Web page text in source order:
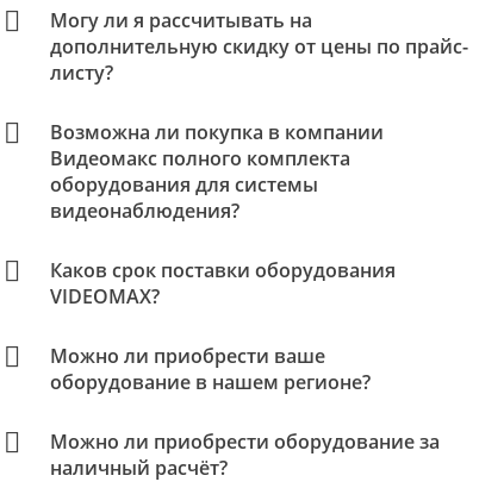
Могу ли я рассчитывать на
дополнительную скидку от цены по прайс-
листу?
Возможна ли покупка в компании
Видеомакс полного комплекта
оборудования для системы
видеонаблюдения?
Каков срок поставки оборудования
VIDEOMAX?
Можно ли приобрести ваше
оборудование в нашем регионе?
Можно ли приобрести оборудование за
наличный расчёт?